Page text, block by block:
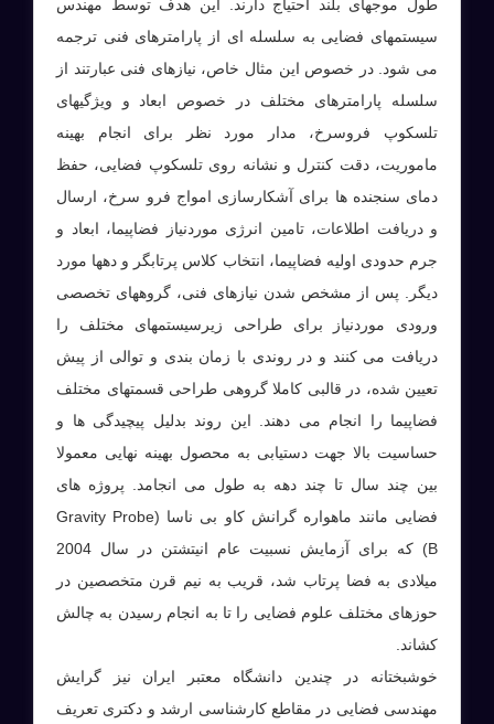
طول موجهای بلند احتیاج دارند. این هدف توسط مهندس
سیستمهای فضایی به سلسله ای از پارامترهای فنی ترجمه
می شود. در خصوص این مثال خاص، نیازهای فنی عبارتند از
سلسله پارامترهای مختلف در خصوص ابعاد و ویژگیهای
تلسکوپ فروسرخ، مدار مورد نظر برای انجام بهینه
ماموریت، دقت کنترل و نشانه روی تلسکوپ فضایی، حفظ
دمای سنجنده ها برای آشکارسازی امواج فرو سرخ، ارسال
و دریافت اطلاعات، تامین انرژی موردنیاز فضاپیما، ابعاد و
جرم حدودی اولیه فضاپیما، انتخاب کلاس پرتابگر و دهها مورد
دیگر. پس از مشخص شدن نیازهای فنی، گروههای تخصصی
ورودی موردنیاز برای طراحی زیرسیستمهای مختلف را
دریافت می کنند و در روندی با زمان بندی و توالی از پیش
تعیین شده، در قالبی کاملا گروهی طراحی قسمتهای مختلف
فضاپیما را انجام می دهند. این روند بدلیل پیچیدگی ها و
حساسیت بالا جهت دستیابی به محصول بهینه نهایی معمولا
بین چند سال تا چند دهه به طول می انجامد. پروژه های
فضایی مانند ماهواره گرانش کاو بی ناسا (Gravity Probe
B) که برای آزمایش نسبیت عام انیتشتن در سال 2004
میلادی به فضا پرتاب شد، قریب به نیم قرن متخصصین در
حوزهای مختلف علوم فضایی را تا به انجام رسیدن به چالش
کشاند.
خوشبختانه در چندین دانشگاه معتبر ایران نیز گرایش
مهندسی فضایی در مقاطع کارشناسی ارشد و دکتری تعریف